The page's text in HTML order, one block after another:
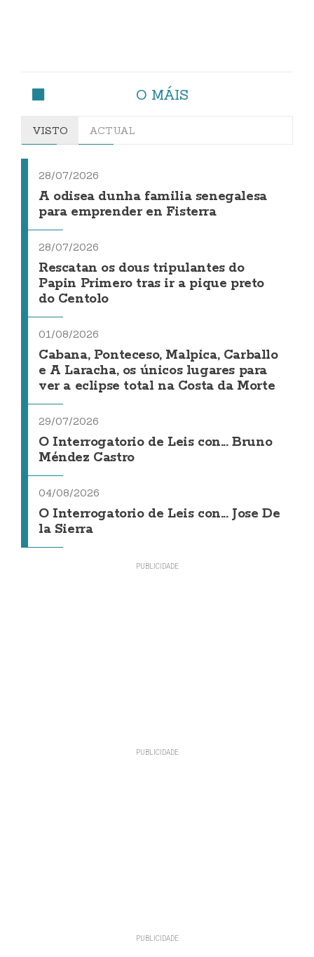
O MÁIS
VISTO ACTUAL
28/07/2026
A odisea dunha familia senegalesa
para emprender en Fisterra
28/07/2026
Rescatan os dous tripulantes do
Papin Primero tras ir a pique preto
do Centolo
01/08/2026
Cabana, Ponteceso, Malpica, Carballo
e A Laracha, os únicos lugares para
ver a eclipse total na Costa da Morte
29/07/2026
O Interrogatorio de Leis con... Bruno
Méndez Castro
04/08/2026
O Interrogatorio de Leis con... Jose De
la Sierra